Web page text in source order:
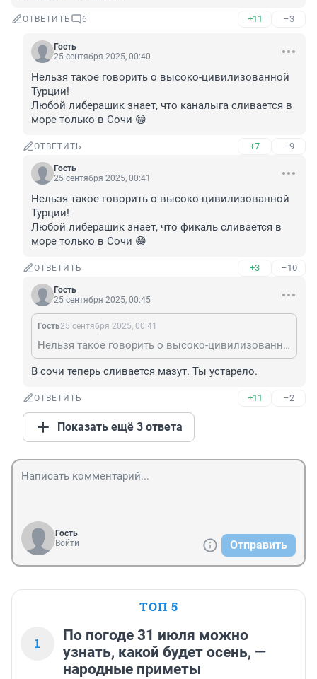
ОТВЕТИТЬ 6 +11 –3
Гость
25 сентября 2025, 00:40
Нельзя такое говорить о высоко-цивилизованной
Турции!
Любой либерашик знает, что каналыга сливается в
море только в Сочи 😁
ОТВЕТИТЬ +7 –9
Гость
25 сентября 2025, 00:41
Нельзя такое говорить о высоко-цивилизованной
Турции!
Любой либерашик знает, что фикаль сливается в
море только в Сочи 😁
ОТВЕТИТЬ +3 –10
Гость
25 сентября 2025, 00:45
Гость25 сентября 2025, 00:41
Нельзя такое говорить о высоко-цивилизованной Турции! Любой либерашик знает, что фикаль сливается в море только в Сочи 😁
В сочи теперь сливается мазут. Ты устарело.
ОТВЕТИТЬ +11 –2
Показать ещё 3 ответа
Гость
Войти
Отправить
ТОП 5
1
По погоде 31 июля можно
узнать, какой будет осень, —
народные приметы